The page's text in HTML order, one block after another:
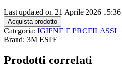
Last updated on 21 Aprile 2026 15:36
Acquista prodotto
Categoria: IGIENE E PROFILASSI
Brand: 3M ESPE
Prodotti correlati